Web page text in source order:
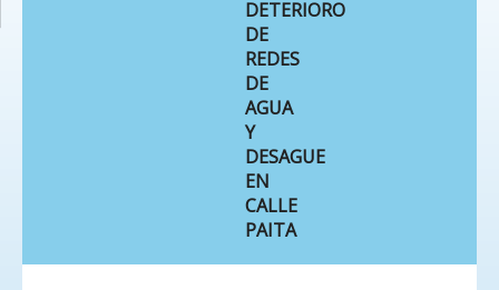
DETERIORO
DE
REDES
DE
AGUA
Y
DESAGUE
EN
CALLE
PAITA